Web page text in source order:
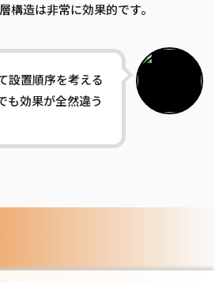
構造は非常に効果的です。
設置順序を考える
も効果が全然違う